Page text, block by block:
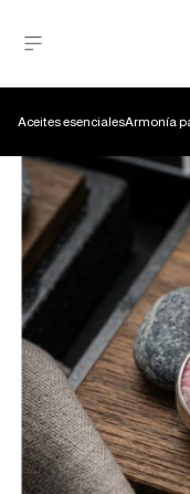
Aceites esencialesArmonía